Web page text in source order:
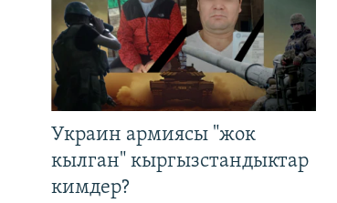
Украин армиясы "жок
кылган" кыргызстандыктар
кимдер?